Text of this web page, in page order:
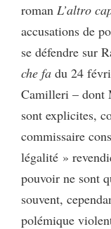
roman L’altro
accusations de
se défendre sur
che fa du 24
Camilleri – dont
sont explicites,
commissaire
légalité »
pouvoir ne sont
souvent,
polémique